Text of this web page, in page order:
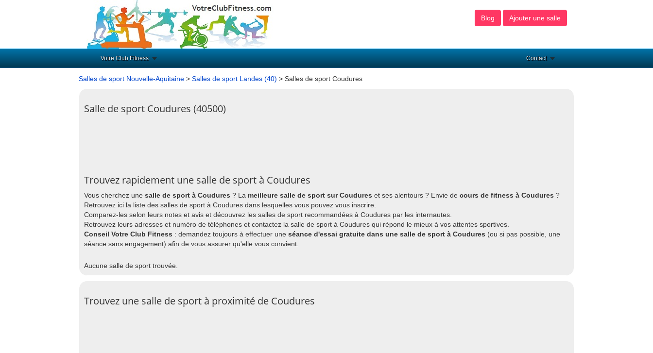
Blog Ajouter une salle
Votre Club Fitness Contact
Salles de sport Nouvelle-Aquitaine > Salles de sport Landes (40) > Salles de sport Coudures
Salle de sport Coudures (40500)
Trouvez rapidement une salle de sport à Coudures
Vous cherchez une salle de sport à Coudures ? La meilleure salle de sport sur Coudures et ses alentours ? Envie de cours de fitness à Coudures ?
Retrouvez ici la liste des salles de sport à Coudures dans lesquelles vous pouvez vous inscrire.
Comparez-les selon leurs notes et avis et découvrez les salles de sport recommandées à Coudures par les internautes.
Retrouvez leurs adresses et numéro de téléphones et contactez la salle de sport à Coudures qui répond le mieux à vos attentes sportives.
Conseil Votre Club Fitness : demandez toujours à effectuer une séance d'essai gratuite dans une salle de sport à Coudures (ou si pas possible, une
séance sans engagement) afin de vous assurer qu'elle vous convient.
Aucune salle de sport trouvée.
Trouvez une salle de sport à proximité de Coudures